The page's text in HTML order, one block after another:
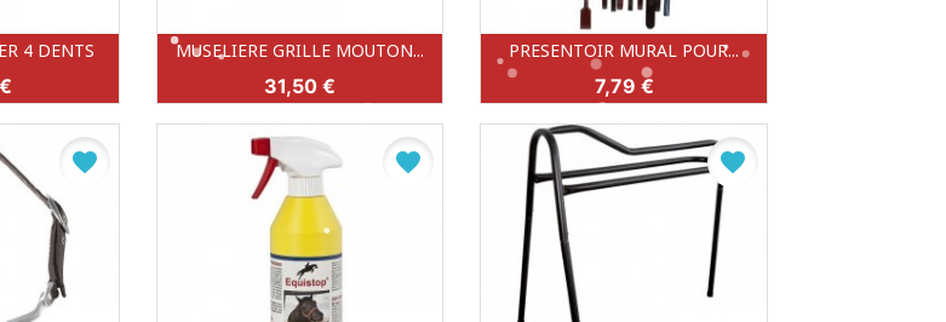
4 DENTS Aperçu rapide
MUSELIERE GRILLE MOUTON...
Prix
31,50 €
 Aperçu rapide
PRESENTOIR MURAL POUR...
Prix
7,79 €
favorite favorite favorite